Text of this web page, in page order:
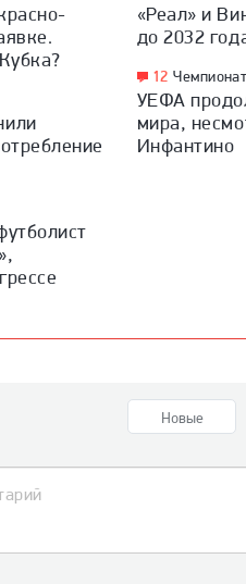
«Реал» и
до 2032
12
УЕФА
мира,
Инфантино
Новые